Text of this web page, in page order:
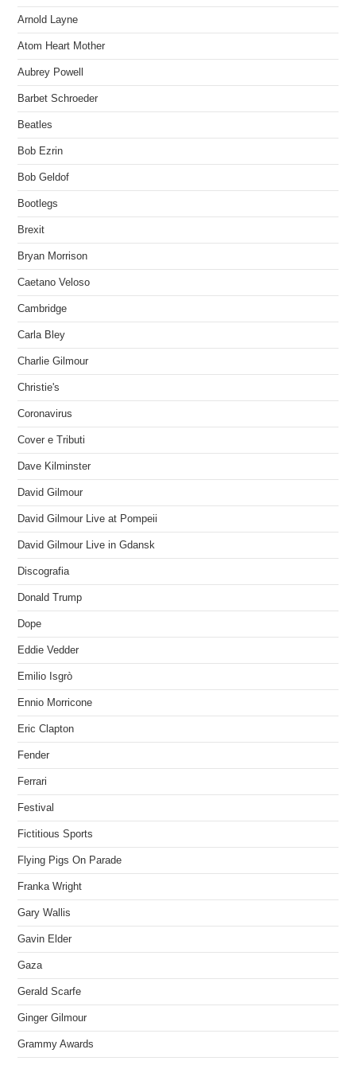
Arnold Layne
Atom Heart Mother
Aubrey Powell
Barbet Schroeder
Beatles
Bob Ezrin
Bob Geldof
Bootlegs
Brexit
Bryan Morrison
Caetano Veloso
Cambridge
Carla Bley
Charlie Gilmour
Christie's
Coronavirus
Cover e Tributi
Dave Kilminster
David Gilmour
David Gilmour Live at Pompeii
David Gilmour Live in Gdansk
Discografia
Donald Trump
Dope
Eddie Vedder
Emilio Isgrò
Ennio Morricone
Eric Clapton
Fender
Ferrari
Festival
Fictitious Sports
Flying Pigs On Parade
Franka Wright
Gary Wallis
Gavin Elder
Gaza
Gerald Scarfe
Ginger Gilmour
Grammy Awards